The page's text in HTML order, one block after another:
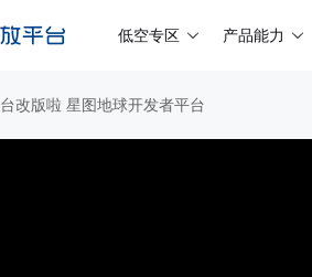
低空专区 产品能力
改版啦 星图地球开发者平台